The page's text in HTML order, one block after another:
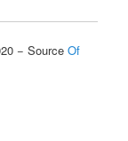
− SourceOf